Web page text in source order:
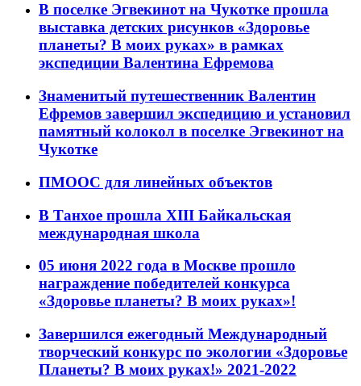
В поселке Эгвекинот на Чукотке прошла
выставка детских рисунков «Здоровье
планеты? В моих руках» в рамках
экспедиции Валентина Ефремова
Знаменитый путешественник Валентин
Ефремов завершил экспедицию и установил
памятный колокол в поселке Эгвекинот на
Чукотке
ПМООС для линейных объектов
В Танхое прошла XIII Байкальская
международная школа
05 июня 2022 года в Москве прошло
награждение победителей конкурса
«Здоровье планеты? В моих руках»!
Завершился ежегодный Международный
творческий конкурс по экологии «Здоровье
Планеты? В моих руках!» 2021-2022